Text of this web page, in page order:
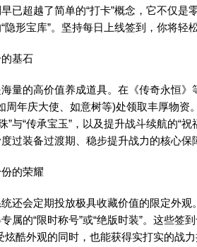
已超越了简单的“打卡”概念，它不仅是
形宝库”。坚持每日上线签到，你将轻
基石
的高价值养成道具。在《传奇永恒》
周年庆大使、如意树等)处领取丰厚物资
”与“传承宝玉”，以及提升战斗续航的“
过装备过渡期、稳步提升战力的核心保
的荣耀
会定期投放极具收藏价值的限定外观
属的“限时称号”或“绝版时装”。这些签
酷外观的同时，也能获得实打实的战